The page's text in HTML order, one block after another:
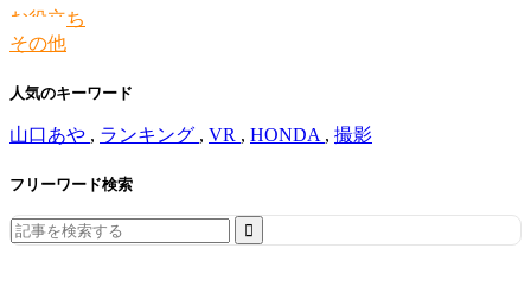
お役立ち
その他
人気のキーワード
山口あや , ランキング , VR , HONDA , 撮影
フリーワード検索
Search
for: